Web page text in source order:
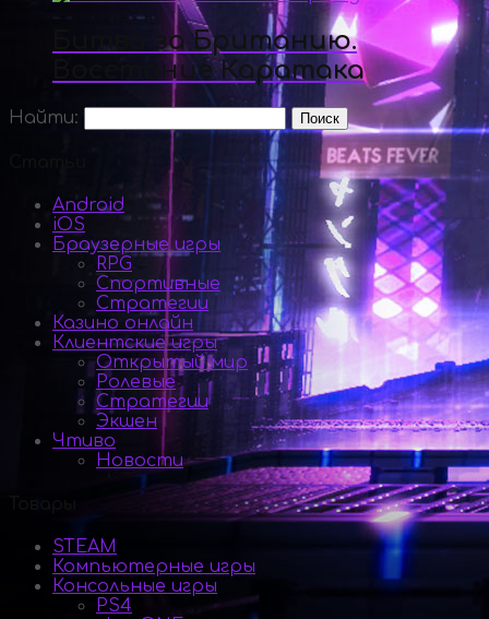
Битва за Британию.
Восстание Каратака
Найти:
Android
iOS
Браузерные игры
RPG
Спортивные
Стратегии
Казино онлайн
Клиентские игры
Открытый мир
Ролевые
Стратегии
Экшен
Чтиво
Новости
STEAM
Компьютерные игры
Консольные игры
PS4